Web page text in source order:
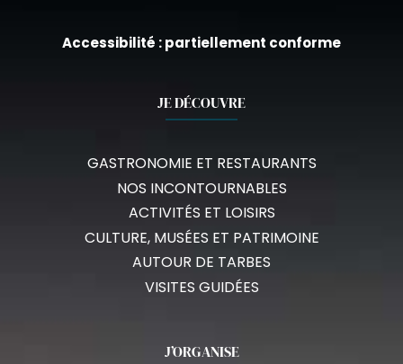
Accessibilité : partiellement conforme
JE DÉCOUVRE
GASTRONOMIE ET RESTAURANTS
NOS INCONTOURNABLES
ACTIVITÉS ET LOISIRS
CULTURE, MUSÉES ET PATRIMOINE
AUTOUR DE TARBES
VISITES GUIDÉES
J’ORGANISE